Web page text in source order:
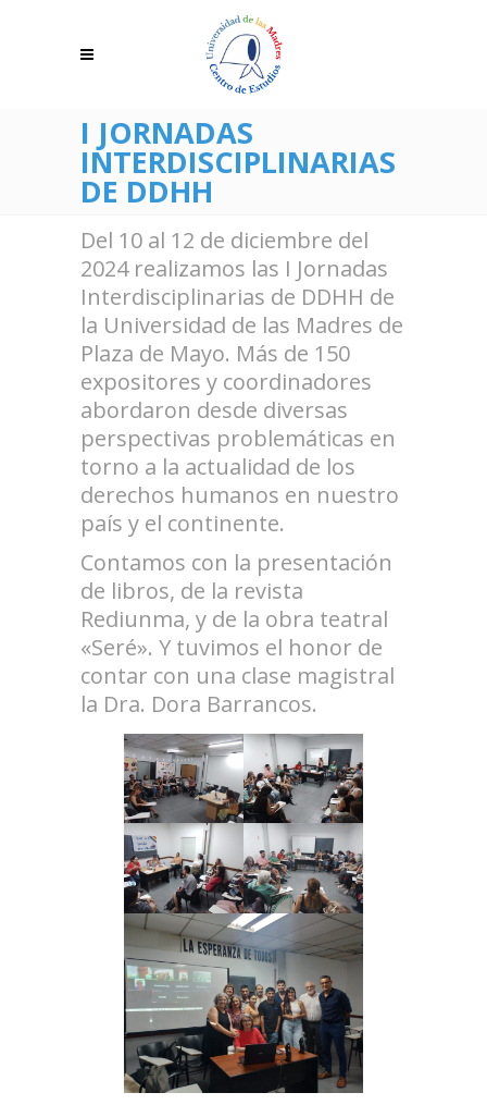
I JORNADAS
INTERDISCIPLINARIAS
DE DDHH
Del 10 al 12 de diciembre del
2024 realizamos las I Jornadas
Interdisciplinarias de DDHH de
la Universidad de las Madres de
Plaza de Mayo. Más de 150
expositores y coordinadores
abordaron desde diversas
perspectivas problemáticas en
torno a la actualidad de los
derechos humanos en nuestro
país y el continente.
Contamos con la presentación
de libros, de la revista
Rediunma, y de la obra teatral
«Seré». Y tuvimos el honor de
contar con una clase magistral
la Dra. Dora Barrancos.